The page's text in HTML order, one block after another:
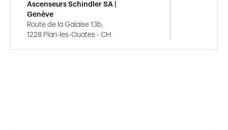
Ascenseurs Schindler SA |
Genève
Route de la Galaise 13b,
1228 Plan-les-Ouates - CH